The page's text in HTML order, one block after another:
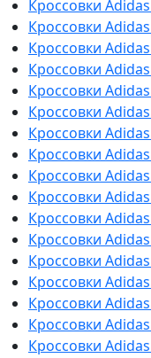
Кроссовки
Кроссовки
Кроссовки
Кроссовки
Кроссовки
Кроссовки
Кроссовки
Кроссовки
Кроссовки
Кроссовки
Кроссовки
Кроссовки
Кроссовки
Кроссовки
Кроссовки
Кроссовки
Кроссовки